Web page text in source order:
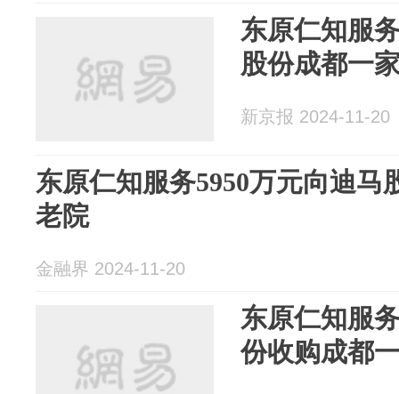
东原仁知服
股份成都一
新京报 2024-11-20
东原仁知服务5950万元向迪马
老院
金融界 2024-11-20
东原仁知服
份收购成都